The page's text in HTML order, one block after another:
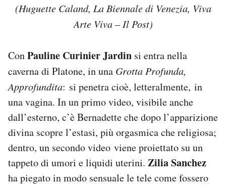
(Huguette Caland, La Biennale di Venezia, Viva
Arte Viva – Il Post)
ConPauline Curinier Jardin si entra nella
caverna di Platone, in una Grotta Profunda,
Approfundita: si penetra cioè, letteralmente, in
una vagina. In un primo video, visibile anche
dall’esterno, c’è Bernadette che dopo l’apparizione
divina scopre l’estasi, più orgasmica che religiosa;
dentro, un secondo video viene proiettato su un
tappeto di umori e liquidi uterini. Zilia Sanchez
ha piegato in modo sensuale le tele come fossero